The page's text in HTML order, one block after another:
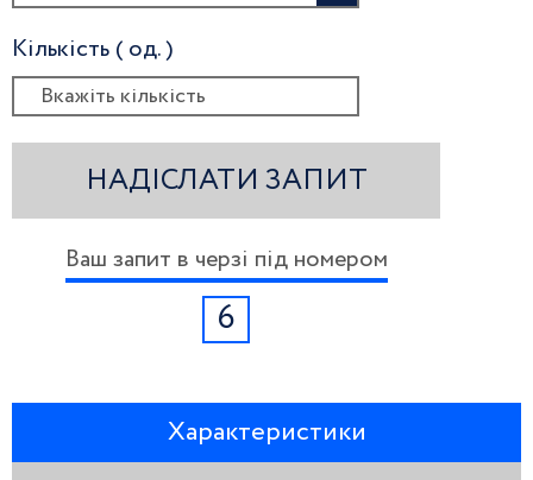
Кількість ( од. )
НАДІСЛАТИ ЗАПИТ
Ваш запит в черзі під номером
6
Характеристики